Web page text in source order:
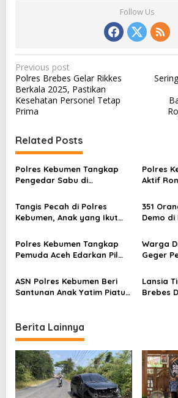
Follow Us
P
o
s
t
n
a
v
i
g
a
t
i
n
Previous post
Polres Brebes Gelar Rikkes
Berkala 2025, Pastikan
Kesehatan Personel Tetap
Prima
Related Posts
Polres Kebumen Tangkap
Pengedar Sabu di
Diamankan
Polres
Aktif
Tangis Pecah di Polres
Kebumen, Anak yang Ikut
Menangis ke Pelukan Orang
Tua
351
Demo di
Polres Kebumen Tangkap
Pemuda Aceh Edarkan Pil
Tahun Penjara
Warga
Geger
ASN Polres Kebumen Beri
Santunan Anak Yatim Piatu
Lansia
Brebes
Berita Lainnya